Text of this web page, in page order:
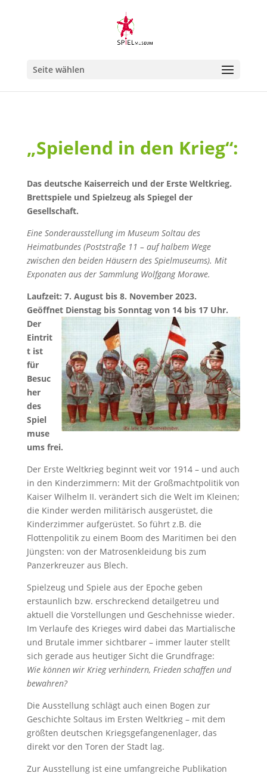
Seite wählen
„Spielend in den Krieg“:
Das deutsche Kaiserreich und der Erste Weltkrieg.
Brettspiele und Spielzeug als Spiegel der
Gesellschaft.
Eine Sonderausstellung im Museum Soltau des
Heimatbundes (Poststraße 11 – auf halbem Wege
zwischen den beiden Häusern des Spielmuseums). Mit
Exponaten aus der Sammlung Wolfgang Morawe.
Laufzeit: 7. August bis 8. November 2023.
Geöffnet Dienstag bis Sonntag von 14 bis 17 Uhr.
Der
Eintrit
t ist
für
Besuc
her
des
Spiel
muse
ums frei.
Der Erste Weltkrieg beginnt weit vor 1914 – und auch
in den Kinderzimmern: Mit der Großmachtpolitik von
Kaiser Wilhelm II. verändert sich die Welt im Kleinen;
die Kinder werden militärisch ausgerüstet, die
Kinderzimmer aufgerüstet. So führt z.B. die
Flottenpolitik zu einem Boom des Maritimen bei den
Jüngsten: von der Matrosenkleidung bis zum
Panzerkreuzer aus Blech.
Spielzeug und Spiele aus der Epoche geben
erstaunlich bzw. erschreckend detailgetreu und
aktuell die Vorstellungen und Geschehnisse wieder.
Im Verlaufe des Krieges wird dabei das Martialische
und Brutale immer sichtbarer – immer lauter stellt
sich gerade aus heutiger Sicht die Grundfrage:
Wie können wir Krieg verhindern, Frieden schaffen und
bewahren?
Die Ausstellung schlägt auch einen Bogen zur
Geschichte Soltaus im Ersten Weltkrieg – mit dem
größten deutschen Kriegsgefangenenlager, das
direkt vor den Toren der Stadt lag.
Zur Ausstellung ist eine umfangreiche Publikation